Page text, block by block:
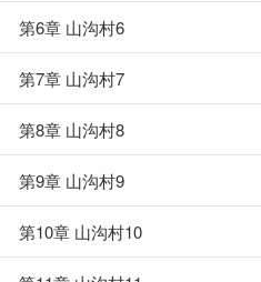
第6章 山沟村6
第7章 山沟村7
第8章 山沟村8
第9章 山沟村9
第10章 山沟村10